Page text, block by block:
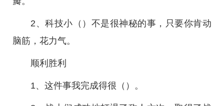
2、科技小（）不是很神秘的事，只要你肯动
脑筋，花力气。
顺利胜利
1、这件事我完成得很（）。